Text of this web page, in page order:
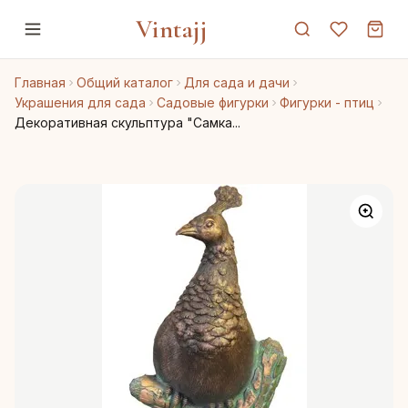
Vintajj
Главная Общий каталог
Для сада и дачи
Украшения для сада
Садовые фигурки
Фигурки - птиц
Декоративная скульптура "Самка...